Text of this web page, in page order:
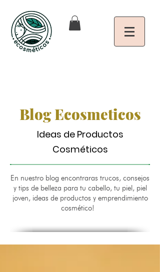
Blog Ecosmeticos
Ideas de Productos
Cosméticos
En nuestro blog encontraras trucos, consejos
y tips de belleza para tu cabello, tu piel, piel
joven, ideas de productos y emprendimiento
cosmético!